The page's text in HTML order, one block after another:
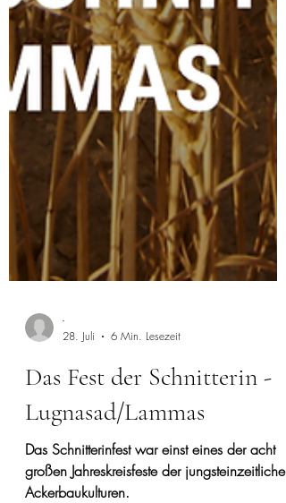
28. Juli
6 Min. Lesezeit
Das Fest der Schnitterin -
Lugnasad/Lammas
Das Schnitterinfest war einst eines der acht